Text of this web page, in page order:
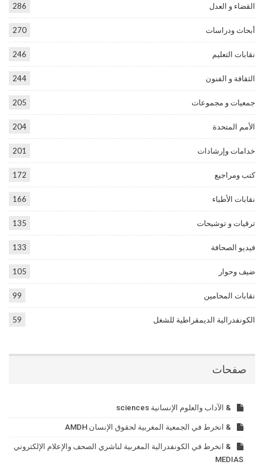
القضاء و العدل 286
أبحاث ودراسات 270
نقابات التعليم 246
الثقافة و الفنون 244
جمعيات و مجموعات 205
الأمم المتحدة 204
خدامات وإرشادات 201
كتب ومراجيع 172
نقابات الأطباء 166
ترقيات و توشيحات 135
فيديو الصحافة 133
ضيف وحوار 105
نقابات المحامين 99
الكونفدرالية الديمقراطية للشغل 59
صفحات
& الآداب والعلوم الإنسانية sciences
& انخرط في الجمعية المغربية لحقوق الإنسان AMDH
& انخرط في الكونفدرالية المغربية لناشري الصحف والإعلام الإلكتروني
MEDIAS